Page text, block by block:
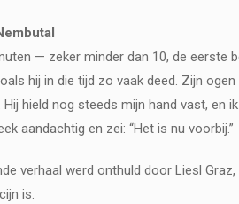
— zeker minder dan 10, de eerste
hij in die tijd zo vaak deed. Zijn
Hij hield nog steeds mijn hand vast, en
aandachtig en zei: “Het is nu voorbij.”
verhaal werd onthuld door Liesl
is.